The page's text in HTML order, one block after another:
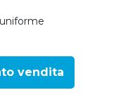
vendita